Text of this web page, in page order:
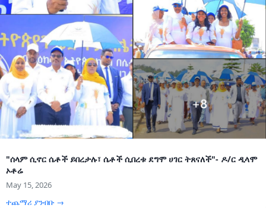
"ሰላም ሲኖር ሴቶች ይበረታሉ፣ ሴቶች ሲበረቱ ደግሞ ሀገር ትጸናለች"- ዶ/ር ዲላሞ
ኦቶሬ
May 15, 2026
ተጨማሪ ያንብቡ →